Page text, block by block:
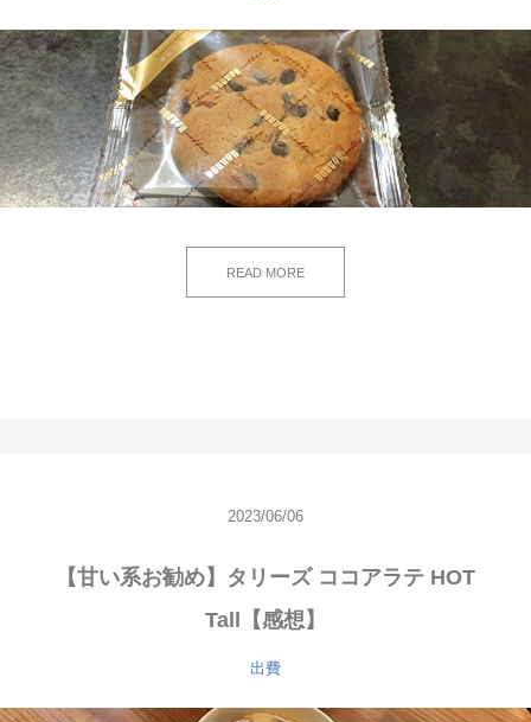
READ MORE
2023/06/06
【甘い系お勧め】タリーズ ココアラテ HOT
Tall【感想】
出費